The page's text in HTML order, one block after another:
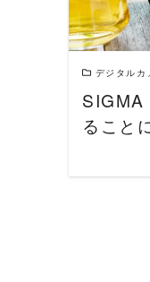
デジタルカ
SIGMA
ること